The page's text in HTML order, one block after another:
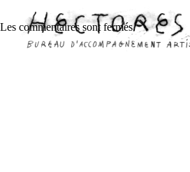
Les commentaires sont fermés.